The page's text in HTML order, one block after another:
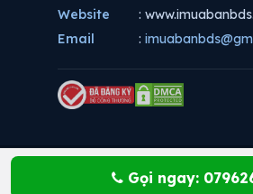
Gọi ngay:
Website
:
Email
: